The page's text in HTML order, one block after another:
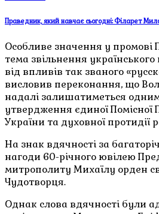
Праведник, який навчає сьогодні: Філарет
Особливе значення у промові
тема звільнення
від впливів так званого
висловив переконання, що
надалі залишатиметься одним
утвердження єдиної Помісної
України та духовної протидії
На знак вдячності за
нагоди 60-річного ювілею
митрополиту Михаїлу орден
Чудотворця.
Однак слова вдячності були